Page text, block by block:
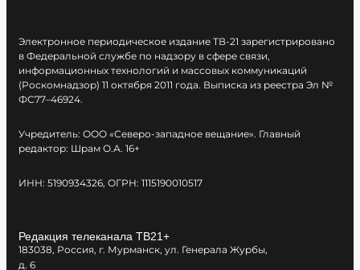
Электронное периодическое издание ТВ-21 зарегистрировано
в Федеральной службе по надзору в сфере связи,
информационных технологий и массовых коммуникаций
(Роскомнадзор) 11 октября 2011 года. Выписка из реестра Эл №
ФС77–46924.
Учредитель: ООО «Северо-западное вещание». Главный
редактор: Шрам О.А. 16+
ИНН: 5190934326, ОГРН: 1115190010517
Редакция телеканала ТВ21+
183038, Россия, г. Мурманск, ул. Генерала Журбы,
д. 6